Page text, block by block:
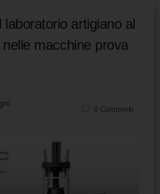
artigiano al
macchine prova
0 Commenti